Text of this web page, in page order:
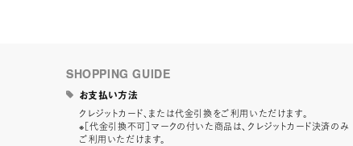
SHOPPING GUIDE
お支払い方法
クレジットカード、または代金引換をご利用いただけます。
※［代金引換不可］マークの付いた商品は、クレジットカード決済のみ
ご利用いただけます。